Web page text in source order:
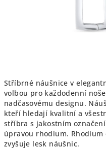
Stříbrné náušnice v
volbou pro každodenní
nadčasovému designu.
kteří hledají kvalitní a
stříbra s jakostním
úpravou rhodium.
zvyšuje lesk náušnic.